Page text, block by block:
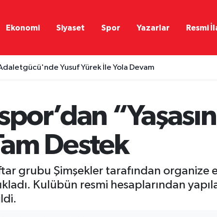
Ekonomi Siyaset Spor Yazarlar Resmi
Yusuf Yürek İle Yola Devam
Destek
grubu Şimşekler tarafından organize
Kulübün resmi hesaplarından